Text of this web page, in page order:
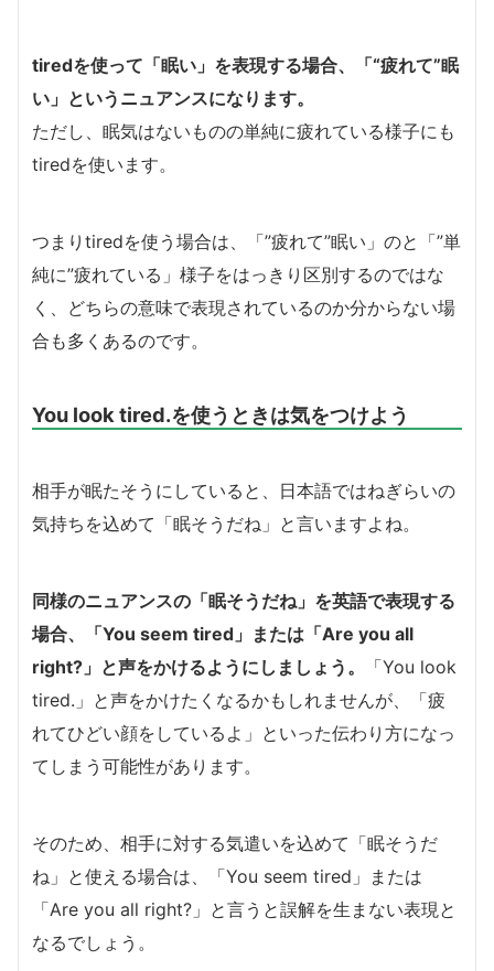
tiredを使って「眠い」を表現する場合、「“疲れて”眠
い」というニュアンスになります。
ただし、眠気はないものの単純に疲れている様子にも
tiredを使います。
つまりtiredを使う場合は、「”疲れて”眠い」のと「”単
純に”疲れている」様子をはっきり区別するのではな
く、どちらの意味で表現されているのか分からない場
合も多くあるのです。
You look tired.を使うときは気をつけよう
相手が眠たそうにしていると、日本語ではねぎらいの
気持ちを込めて「眠そうだね」と言いますよね。
同様のニュアンスの「眠そうだね」を英語で表現する
場合、「You seem tired」または「Are you all
right?」と声をかけるようにしましょう。
「You look
tired.」と声をかけたくなるかもしれませんが、「疲
れてひどい顔をしているよ」といった伝わり方になっ
てしまう可能性があります。
そのため、相手に対する気遣いを込めて「眠そうだ
ね」と使える場合は、「You seem tired」または
「Are you all right?」と言うと誤解を生まない表現と
なるでしょう。